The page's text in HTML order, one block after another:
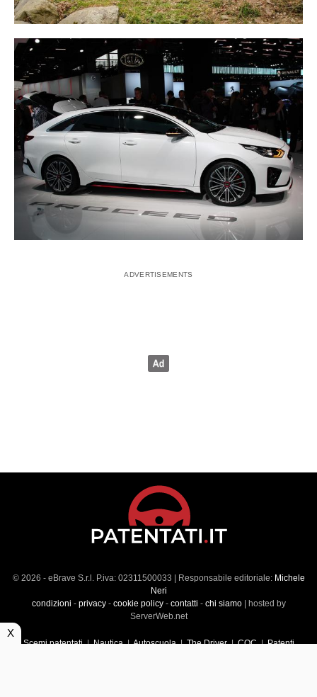
© 2026 - eBrave S.r.l. P.iva: 02311500033 | Responsabile editoriale: Michele
Neri
condizioni - privacy- cookie policy- contatti - chi siamo| hosted by
ServerWeb.net
Scemi patentati|Nautica|Autoscuola|The Driver|CQC|Patenti
X